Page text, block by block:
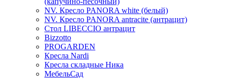
NV. Кресло PANORA white (белый)
NV. Кресло PANORA antracite (антрацит)
Стол LIBECCIO антрацит
Bizzotto
PROGARDEN
Кресла Nardi
Кресла складные Ника
МебельСад